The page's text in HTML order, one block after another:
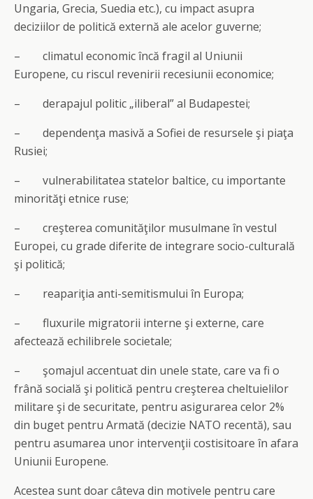
Ungaria, Grecia, Suedia etc.), cu impact asupra
deciziilor de politică externă ale acelor guverne;
– climatul economic încă fragil al Uniunii
Europene, cu riscul revenirii recesiunii economice;
– derapajul politic „iliberal” al Budapestei;
– dependenţa masivă a Sofiei de resursele şi piaţa
Rusiei;
– vulnerabilitatea statelor baltice, cu importante
minorităţi etnice ruse;
– creşterea comunităţilor musulmane în vestul
Europei, cu grade diferite de integrare socio-culturală
şi politică;
– reapariţia anti-semitismului în Europa;
– fluxurile migratorii interne şi externe, care
afectează echilibrele societale;
– şomajul accentuat din unele state, care va fi o
frână socială şi politică pentru creşterea cheltuielilor
militare şi de securitate, pentru asigurarea celor 2%
din buget pentru Armată (decizie NATO recentă), sau
pentru asumarea unor intervenţii costisitoare în afara
Uniunii Europene.
Acestea sunt doar câteva din motivele pentru care